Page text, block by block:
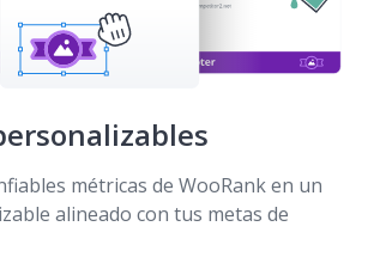
métricas de WooRank en un
alineado con tus metas de